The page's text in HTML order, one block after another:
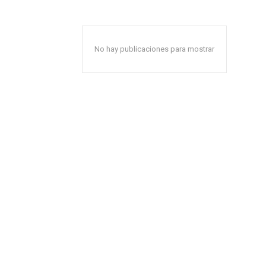
No hay publicaciones para mostrar